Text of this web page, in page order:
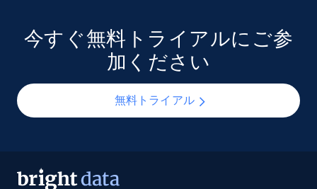
今すぐ無料トライアルにご参
加ください
無料トライアル